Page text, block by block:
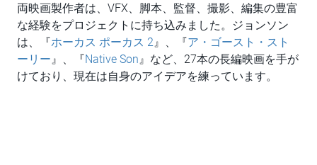
両映画製作者は、VFX、脚本、監督、撮影、編集の豊富
な経験をプロジェクトに持ち込みました。ジョンソン
は、『ホーカス ポーカス 2 』、『ア・ゴースト・スト
ーリー 』、『Native Son 』など、27本の長編映画を手が
けており、現在は自身のアイデアを練っています。